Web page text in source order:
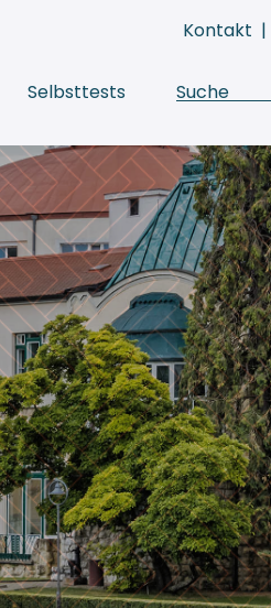
Kontakt |
Selbsttests